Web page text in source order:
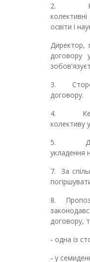
2.
освіти і
Директор,
договору
3.
договору.
4.
колективу
5.
укладення
7.
За
8.
договору,
- одна із
- у